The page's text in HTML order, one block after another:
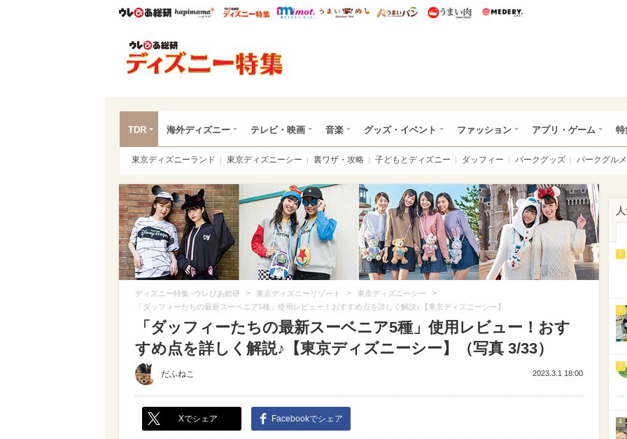
ウレぴあ総研ハピママ* ウレぴあ総研 ディズニー特集
mimot. うまいめし うまいパン うまい肉
TDR 海外ディズニー テレビ・映画 音楽 グッズ・イベント ファッション アプリ・ゲーム 特
東京ディズニーランド 東京ディズニーシー 裏ワザ・攻略 子どもとディズニー ダッフィー パークグッズ パークグルメ
ディズニー特集 -ウレぴあ総研 > 東京ディズニーリゾート > 東京ディズニーシー >
「ダッフィーたちの最新スーベニア5種」使用レビュー！おすすめ点を詳しく解説♪【東京ディズニーシー】
「ダッフィーたちの最新スーベニア5種」使用レビュー！おす
すめ点を詳しく解説♪【東京ディズニーシー】（写真 3/33）
だふねこ 2023.3.1 18:00
Xでシェア Facebookでシェア
1
2
3
4